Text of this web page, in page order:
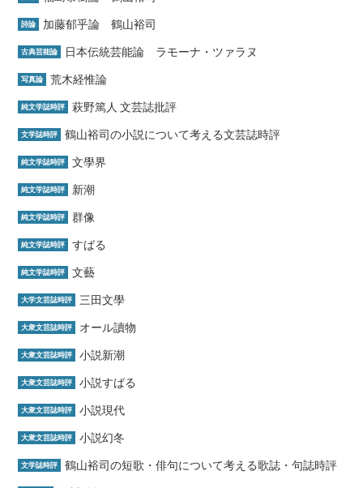
詩論 加藤郁乎論 鶴山裕司
古典芸能論 日本伝統芸能論 ラモーナ・ツァラヌ
写真論 荒木経惟論
純文学誌時評 萩野篤人 文芸誌批評
文学誌時評 鶴山裕司の小説について考える文芸誌時評
純文学誌時評 文學界
純文学誌時評 新潮
純文学誌時評 群像
純文学誌時評 すばる
純文学誌時評 文藝
大学文芸誌時評 三田文學
大衆文芸誌時評 オール讀物
大衆文芸誌時評 小説新潮
大衆文芸誌時評 小説すばる
大衆文芸誌時評 小説現代
大衆文芸誌時評 小説幻冬
文学誌時評 鶴山裕司の短歌・俳句について考える歌誌・句誌時評